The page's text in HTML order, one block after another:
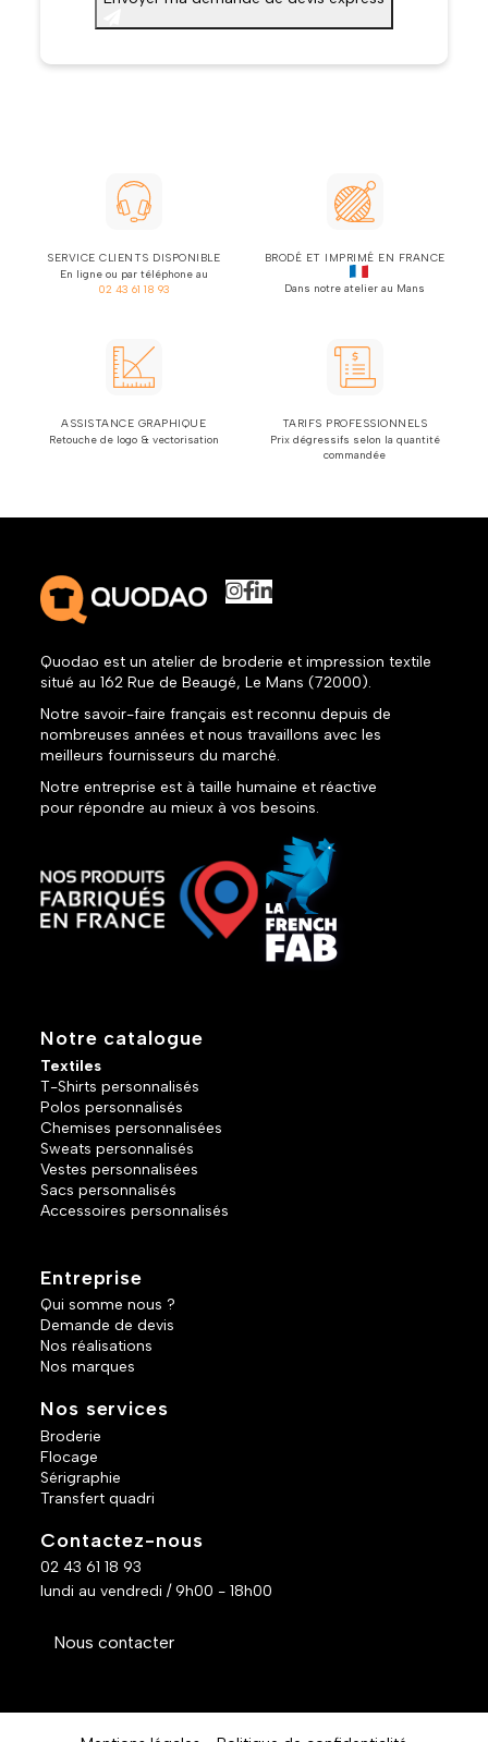
SERVICE CLIENTS DISPONIBLE
En ligne ou par téléphone au
02 43 61 18 93
BRODÉ ET IMPRIMÉ EN FRANCE
Dans notre atelier au Mans
ASSISTANCE GRAPHIQUE
Retouche de logo & vectorisation
TARIFS PROFESSIONNELS
Prix dégressifs selon la quantité
commandée
Quodao est un atelier de broderie et impression textile
situé au 162 Rue de Beaugé, Le Mans (72000).
Notre savoir-faire français est reconnu depuis de
nombreuses années et nous travaillons avec les
meilleurs fournisseurs du marché.
Notre entreprise est à taille humaine et réactive
pour répondre au mieux à vos besoins.
Notre catalogue
Textiles
T-Shirts personnalisés
Polos personnalisés
Chemises personnalisées
Sweats personnalisés
Vestes personnalisées
Sacs personnalisés
Accessoires personnalisés
Entreprise
Qui somme nous ?
Demande de devis
Nos réalisations
Nos marques
Nos services
Broderie
Flocage
Sérigraphie
Transfert quadri
Contactez-nous
02 43 61 18 93
lundi au vendredi / 9h00 - 18h00
Nous contacter